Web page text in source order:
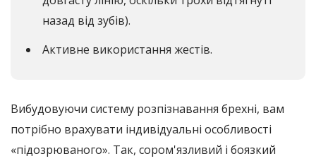
назад від зубів).
Активне використання жестів.
Вибудовуючи систему розпізнавання брехні, вам
потрібно врахувати індивідуальні особливості
«підозрюваного». Так, сором'язливий і боязкий